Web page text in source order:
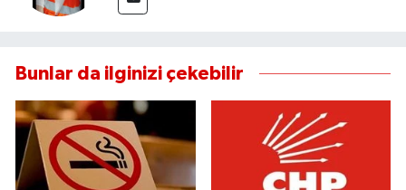
Bunlar da ilginizi çekebilir
UŞAK